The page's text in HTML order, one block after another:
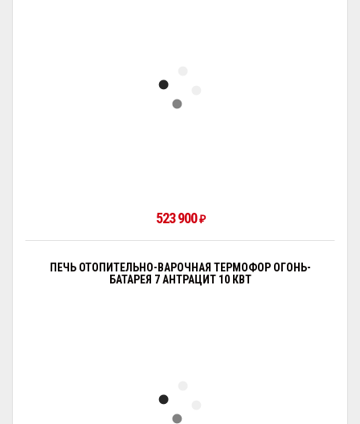
523 900₽
ПЕЧЬ ОТОПИТЕЛЬНО-ВАРОЧНАЯ ТЕРМОФОР ОГОНЬ-
БАТАРЕЯ 7 АНТРАЦИТ 10 КВТ